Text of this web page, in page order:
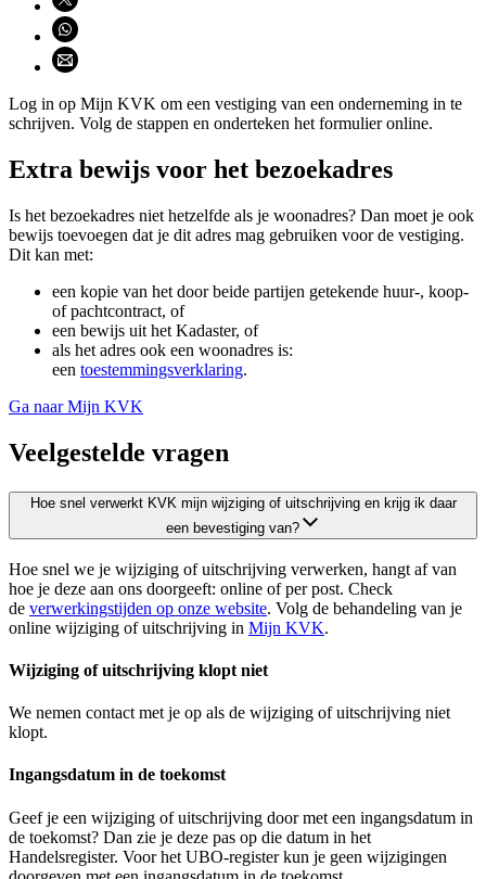
Deel via WhatsApp (opent WhatsApp)
Deel via email (opent email programma)
Log in op Mijn KVK om een vestiging van een onderneming in te
schrijven. Volg de stappen en onderteken het formulier online.
Extra bewijs voor het bezoekadres
Is het bezoekadres niet hetzelfde als je woonadres? Dan moet je ook
bewijs toevoegen dat je dit adres mag gebruiken voor de vestiging.
Dit kan met:
een kopie van het door beide partijen getekende huur-, koop-
of pachtcontract, of
een bewijs uit het Kadaster, of
als het adres ook een woonadres is:
een toestemmingsverklaring.
Ga naar Mijn KVK
Veelgestelde vragen
Hoe snel verwerkt KVK mijn wijziging of uitschrijving en krijg ik daar
een bevestiging van?
Hoe snel we je wijziging of uitschrijving verwerken, hangt af van
hoe je deze aan ons doorgeeft: online of per post. Check
de verwerkingstijden op onze website. Volg de behandeling van je
online wijziging of uitschrijving in Mijn KVK.
Wijziging of uitschrijving klopt niet
We nemen contact met je op als de wijziging of uitschrijving niet
klopt.
Ingangsdatum in de toekomst
Geef je een wijziging of uitschrijving door met een ingangsdatum in
de toekomst? Dan zie je deze pas op die datum in het
Handelsregister. Voor het UBO-register kun je geen wijzigingen